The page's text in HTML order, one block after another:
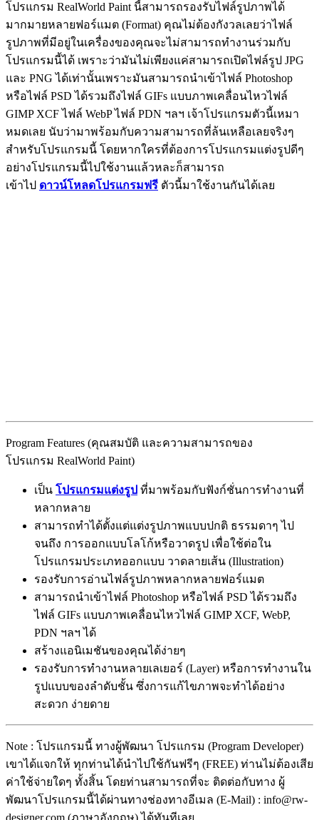
โปรแกรม RealWorld Paint นี้สามารถรองรับไฟล์รูปภาพได้
มากมายหลายฟอร์แมต (Format) คุณไม่ต้องกังวลเลยว่าไฟล์
รูปภาพที่มีอยู่ในเครื่องของคุณจะไม่สามารถทำงานร่วมกับ
โปรแกรมนี้ได้ เพราะว่ามันไม่เพียงแค่สามารถเปิดไฟล์รูป JPG
และ PNG ได้เท่านั้นเพราะมันสามารถนำเข้าไฟล์ Photoshop
หรือไฟล์ PSD ได้รวมถึงไฟล์ GIFs แบบภาพเคลื่อนไหวไฟล์
GIMP XCF ไฟล์ WebP ไฟล์ PDN ฯลฯ เจ้าโปรแกรมตัวนี้เหมา
หมดเลย นับว่ามาพร้อมกับความสามารถที่ล้นเหลือเลยจริงๆ
สำหรับโปรแกรมนี้ โดยหากใครที่ต้องการโปรแกรมแต่งรูปดีๆ
อย่างโปรแกรมนี้ไปใช้งานแล้วหละก็สามารถ
เข้าไป ดาวน์โหลดโปรแกรมฟรี ตัวนี้มาใช้งานกันได้เลย
Program Features (คุณสมบัติ และความสามารถของ
โปรแกรม RealWorld Paint)
เป็น โปรแกรมแต่งรูป ที่มาพร้อมกับฟังก์ชั่นการทำงานที่
หลากหลาย
สามารถทำได้ตั้งแต่แต่งรูปภาพแบบปกติ ธรรมดาๆ ไป
จนถึง การออกแบบโลโก้หรือวาดรูป เพื่อใช้ต่อใน
โปรแกรมประเภทออกแบบ วาดลายเส้น (Illustration)
รองรับการอ่านไฟล์รูปภาพหลากหลายฟอร์แมต
สามารถนำเข้าไฟล์ Photoshop หรือไฟล์ PSD ได้รวมถึง
ไฟล์ GIFs แบบภาพเคลื่อนไหวไฟล์ GIMP XCF, WebP,
PDN ฯลฯ ได้
สร้างแอนิเมชันของคุณได้ง่ายๆ
รองรับการทำงานหลายเลเยอร์ (Layer) หรือการทำงานใน
รูปแบบของลำดับชั้น ซึ่งการแก้ไขภาพจะทำได้อย่าง
สะดวก ง่ายดาย
Note : โปรแกรมนี้ ทางผู้พัฒนา โปรแกรม (Program Developer)
เขาได้แจกให้ ทุกท่านได้นำไปใช้กันฟรีๆ (FREE) ท่านไม่ต้องเสีย
ค่าใช้จ่ายใดๆ ทั้งสิ้น โดยท่านสามารถที่จะ ติดต่อกับทาง ผู้
พัฒนาโปรแกรมนี้ได้ผ่านทางช่องทางอีเมล (E-Mail) : info@rw-